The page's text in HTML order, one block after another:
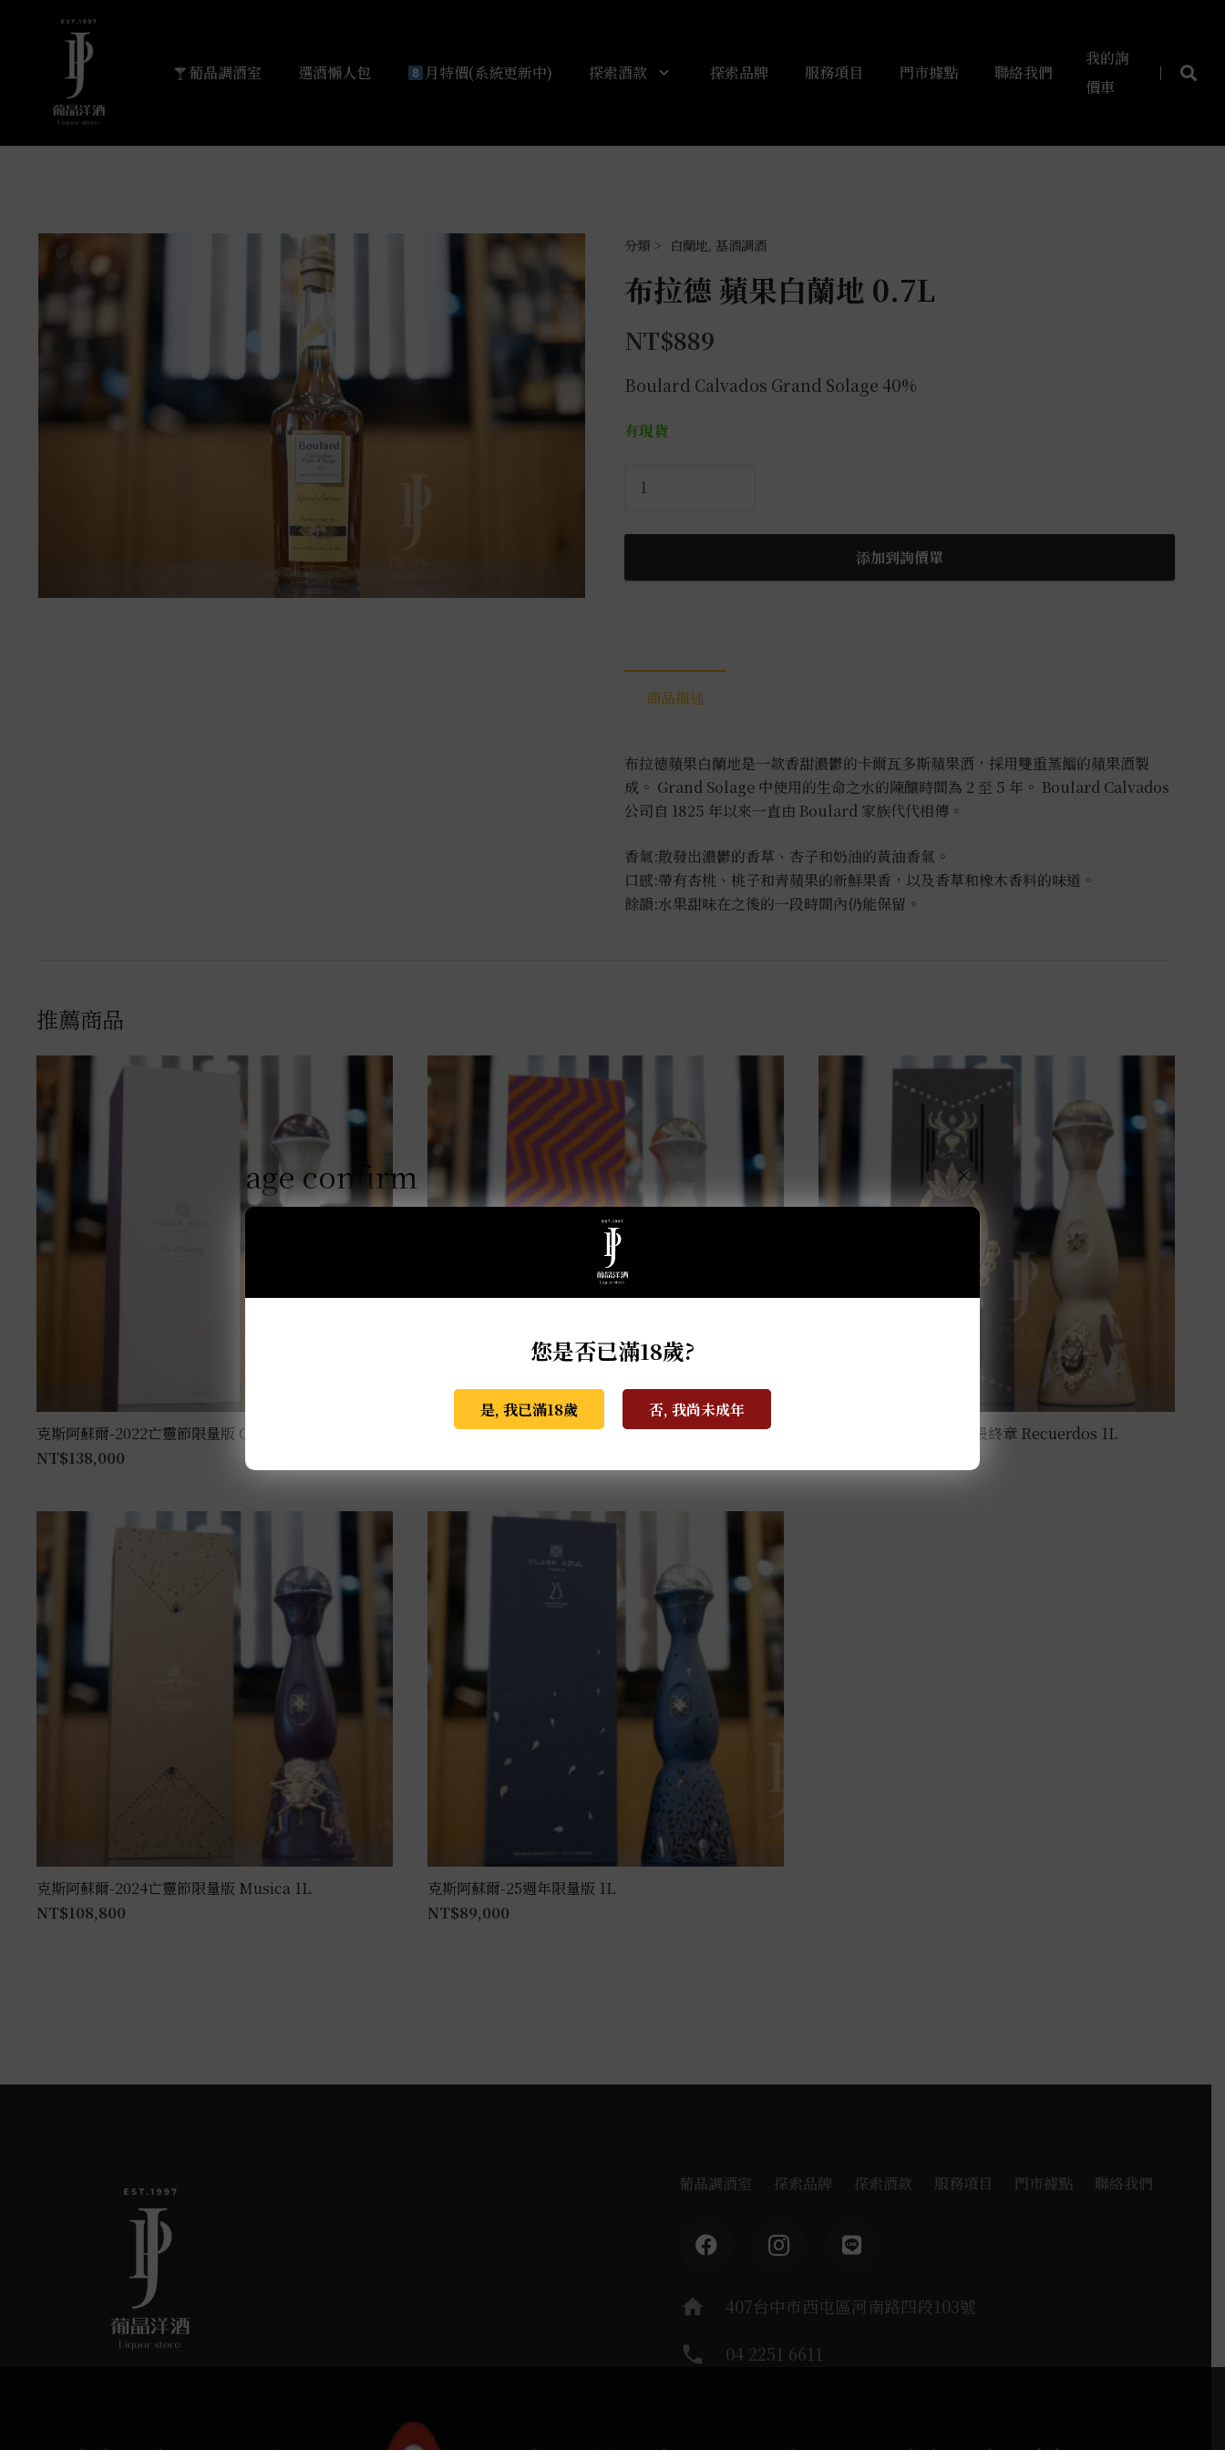
葡晶調酒室 選酒懶人包 月特價(系統更新中) 探索酒款 探索品牌 服務項目 門市據點 聯絡我們
我的詢
價車
白蘭地, 基酒調酒
布拉德 蘋果白蘭地 0.7L
NT$889
Boulard Calvados Grand Solage 40%
有現貨
0.7L
添加到詢價單
商品描述
布拉德蘋果白蘭地是一款香甜濃鬱的卡爾瓦多斯蘋果酒，採用雙重蒸餾的蘋果酒製
成。 Grand Solage 中使用的生命之水的陳釀時間為 2 至 5 年。 Boulard Calvados
公司自 1825 年以來一直由 Boulard 家族代代相傳。
香氣:散發出濃鬱的香草、杏子和奶油的黃油香氣。
口感:帶有杏桃、桃子和青蘋果的新鮮果香，以及香草和橡木香料的味道。
餘韻:水果甜味在之後的一段時間內仍能保留。
推薦商品
克斯阿蘇爾-2022亡靈節限量版 Colores 1L
NT$138,000
克斯阿蘇爾-冠軍榮耀 世界盃限量版 1L
克斯阿蘇爾-2025亡靈節最終章 Recuerdos 1L
克斯阿蘇爾-2024亡靈節限量版 Musica 1L
NT$108,800
克斯阿蘇爾-25週年限量版 1L
NT$89,000
葡晶調酒室 探索品牌 探索酒款 服務項目 門市據點 聯絡我們
home 407台中市西屯區河南路四段103號
phone 04 2251 6611
age confirm
您是否已滿18歲?
是, 我已滿18歲 否, 我尚未成年
×